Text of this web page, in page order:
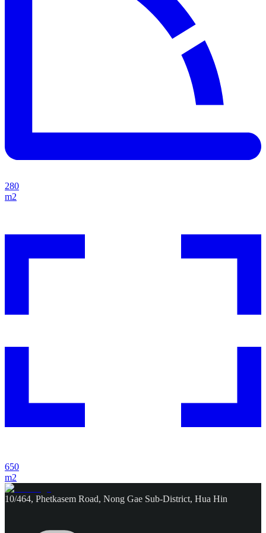
280
m2
650
m2
10/464, Phetkasem Road, Nong Gae Sub-District, Hua Hin